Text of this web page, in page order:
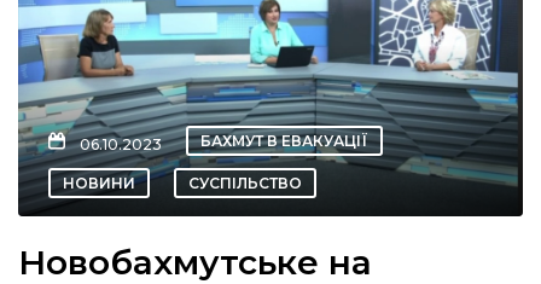
новини
06.10.2023 БАХМУТ В ЕВАКУАЦІЇ
НОВИНИ СУСПІЛЬСТВО
Новобахмутське на